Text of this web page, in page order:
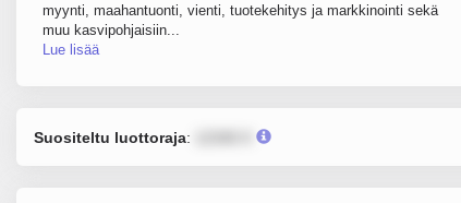
myynti, maahantuonti, vienti, tuotekehitys ja markkinointi sekä
muu kasvipohjaisiin...
Lue lisää
Suositeltu luottoraja: